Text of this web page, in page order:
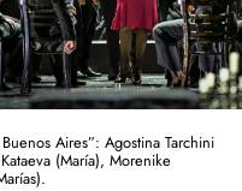
Aires”: Agostina Tarchini
(María), Morenike